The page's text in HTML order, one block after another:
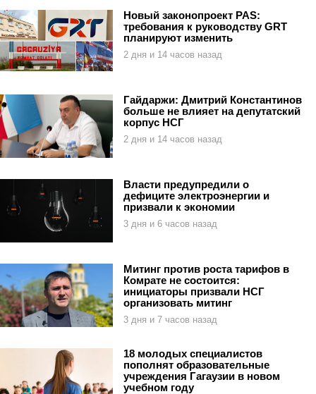
Новый законопроект PAS:
требования к руководству GRT
планируют изменить
2 дня и 14 часов назад
Гайдаржи: Дмитрий Константинов
больше не влияет на депутатский
корпус НСГ
2 дня и 14 часов назад
Власти предупредили о
дефиците электроэнергии и
призвали к экономии
3 дня и 6 часов назад
Митинг против роста тарифов в
Комрате не состоится:
инициаторы призвали НСГ
организовать митинг
3 дня и 7 часов назад
18 молодых специалистов
пополнят образовательные
учреждения Гагаузии в новом
учебном году